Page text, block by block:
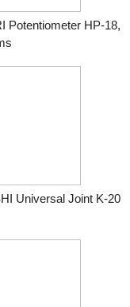
Potentiometer HP-18,
Universal Joint K-20